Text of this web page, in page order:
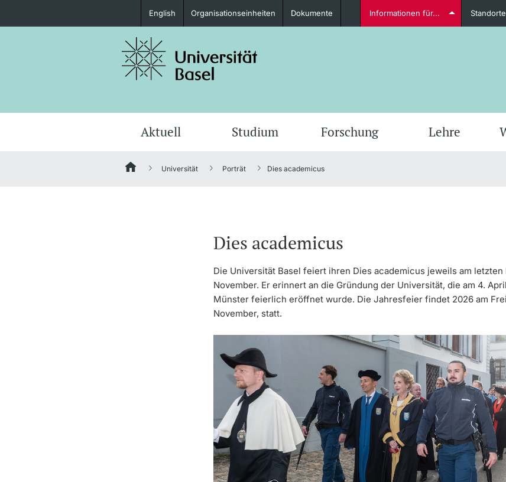
Studieninteressierte
Fördernde & Alumni
weitere Informationen
English Organisationseinheiten Dokumente Informationen für... Standorte
Aktuell Studium Forschung Lehre
Universität Porträt Dies academicus
Dies academicus
Die Universität Basel feiert ihren Dies academicus jeweils am letzten
November. Er erinnert an die Gründung der Universität, die am 4.
Münster feierlich eröffnet wurde. Die Jahresfeier findet 2026 am
November, statt.